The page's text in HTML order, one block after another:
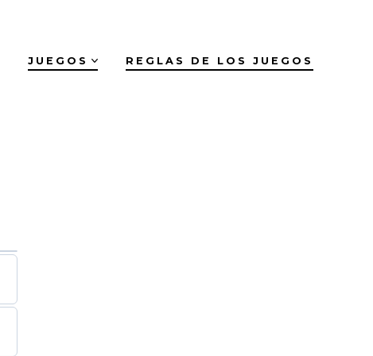
JUEGOS REGLAS DE LOS JUEGOS